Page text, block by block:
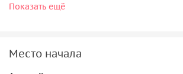
Горные курорты Амирсой и Чимган
Показать ещё
Место начала